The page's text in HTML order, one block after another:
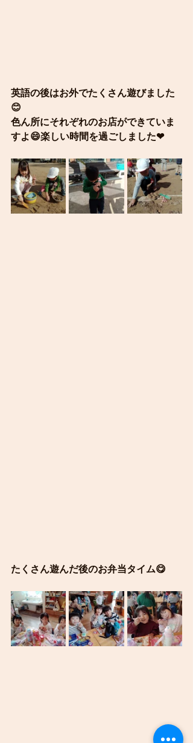
英語の後はお外でたくさん遊びました
😊
色ん所にそれぞれのお店ができていま
すよ😄楽しい時間を過ごしました❤
たくさん遊んだ後のお弁当タイム😋